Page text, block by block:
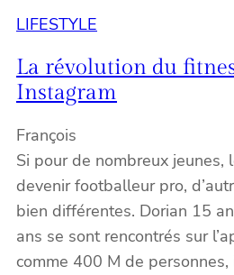
LIFESTYLE
La révolution du
Instagram
François
Si pour de nombreux jeunes,
devenir footballeur pro,
bien différentes. Dorian 15
ans se sont rencontrés sur
comme 400 M de